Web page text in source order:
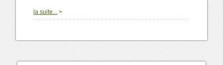
la suite... >